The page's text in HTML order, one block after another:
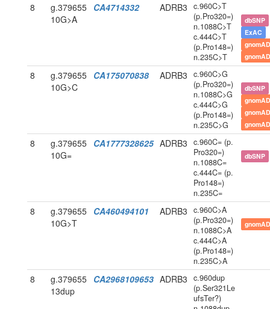
8
g.379655
10G>A
CA4714332 ADRB3
c.960C>T
(p.Pro320=)
n.1088C>T
c.444C>T
(p.Pro148=)
n.235C>T
dbSNP
ExAC
8
g.379655
10G>C
CA175070838 ADRB3
c.960C>G
(p.Pro320=)
n.1088C>G
c.444C>G
(p.Pro148=)
n.235C>G
dbSNP
8
g.379655
10G=
CA1777328625 ADRB3
c.960C= (p.
Pro320=)
n.1088C=
c.444C= (p.
Pro148=)
n.235C=
dbSNP
8
g.379655
10G>T
CA460494101 ADRB3
c.960C>A
(p.Pro320=)
n.1088C>A
c.444C>A
(p.Pro148=)
n.235C>A
8
g.379655
13dup
CA2968109653 ADRB3
c.960dup
(p.Ser321Le
ufsTer?)